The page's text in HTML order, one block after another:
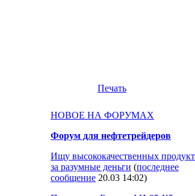
Печать
НОВОЕ НА ФОРУМАХ
Форум для нефтетрейдеров
Ищу высококачественных продукт
за разумные деньги (последнее
сообщение 20.03 14:02)